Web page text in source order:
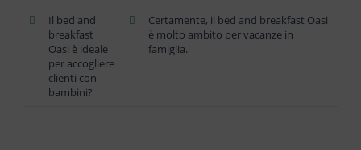
Il bed and
breakfast
Oasi è ideale
per accogliere
clienti con
bambini?
Certamente, il bed and breakfast Oasi
è molto ambito per vacanze in
famiglia.